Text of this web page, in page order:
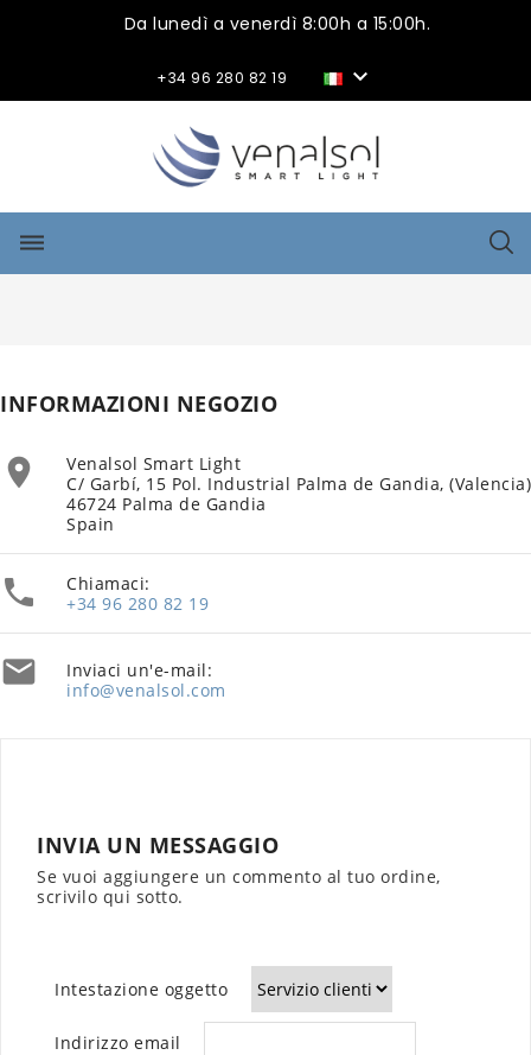
Da lunedì a venerdì 8:00h a 15:00h.
+34 96 280 82 19 
dehaze
INFORMAZIONI NEGOZIO

Venalsol Smart Light
C/ Garbí, 15 Pol. Industrial Palma de Gandia, (Valencia)
46724 Palma de Gandia
Spain

Chiamaci:
+34 96 280 82 19

Inviaci un'e-mail:
info@venalsol.com
INVIA UN MESSAGGIO
Se vuoi aggiungere un commento al tuo ordine,
scrivilo qui sotto.
Intestazione oggetto
Indirizzo email